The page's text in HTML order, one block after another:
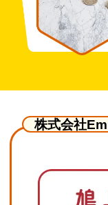
株式会社